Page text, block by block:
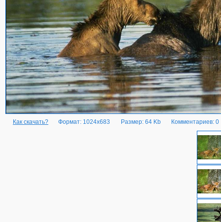
Как скачать? Формат: 1024x683 Размер: 64 Kb Комментариев: 0